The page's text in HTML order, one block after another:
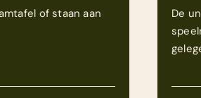
of staan aan
De